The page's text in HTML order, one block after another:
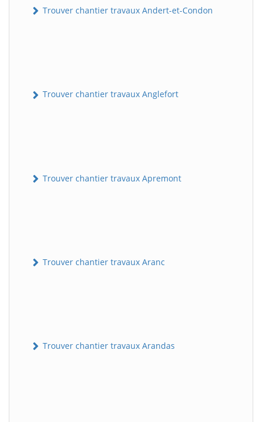
Trouver chantier travaux Andert-et-Condon
Trouver chantier travaux Anglefort
Trouver chantier travaux Apremont
Trouver chantier travaux Aranc
Trouver chantier travaux Arandas